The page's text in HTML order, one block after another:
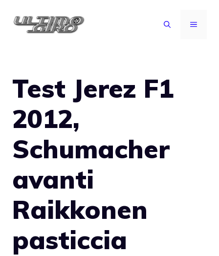
MENU
Test Jerez F1
2012,
Schumacher
avanti
Raikkonen
pasticcia